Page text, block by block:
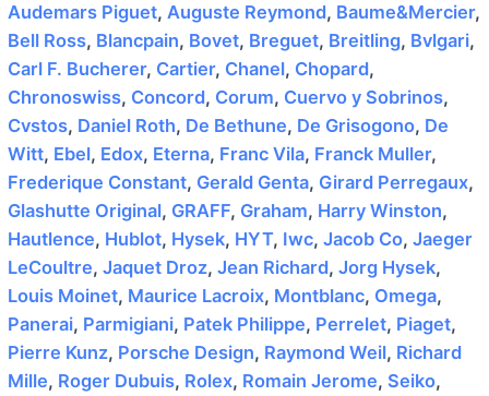
Audemars Piguet, Auguste Reymond, Baume&Mercier,
Bell Ross, Blancpain, Bovet, Breguet, Breitling, Bvlgari,
Carl F. Bucherer, Cartier, Chanel, Chopard,
Chronoswiss, Concord, Corum, Cuervo y Sobrinos,
Cvstos, Daniel Roth, De Bethune, De Grisogono, De
Witt, Ebel, Edox, Eterna, Franc Vila, Franck Muller,
Frederique Constant, Gerald Genta, Girard Perregaux,
Glashutte Original, GRAFF, Graham, Harry Winston,
Hautlence, Hublot, Hysek, HYT, Iwc, Jacob Co, Jaeger
LeCoultre, Jaquet Droz, Jean Richard, Jorg Hysek,
Louis Moinet, Maurice Lacroix, Montblanc, Omega,
Panerai, Parmigiani, Patek Philippe, Perrelet, Piaget,
Pierre Kunz, Porsche Design, Raymond Weil, Richard
Mille, Roger Dubuis, Rolex, Romain Jerome, Seiko,